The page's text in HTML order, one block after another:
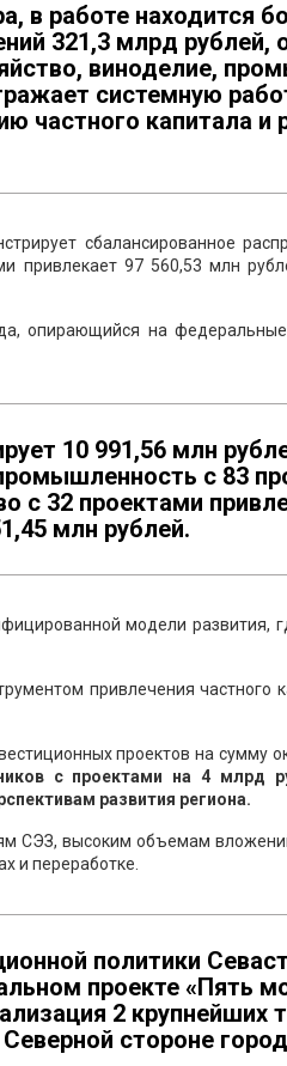
в работе находится
321,3 млрд
виноделие,
системную
частного капитала и
сбалансированное
привлекает 97 560,53 млн
опирающийся на
10 991,56 млн
с 83
с 32 проектами
млн рублей.
модели развития,
привлечения частного
проектов на сумму
с проектами на 4 млрд
развития региона.
СЭЗ, высоким объемам
и переработке.
политики
проекте «Пять
2 крупнейших
стороне